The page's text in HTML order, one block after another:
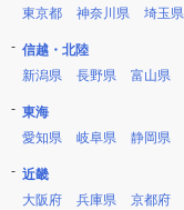
東京都
神奈川県 埼玉県
信越・北陸
新潟県
長野県 富山県
東海
愛知県
岐阜県 静岡県
近畿
大阪府
兵庫県 京都府